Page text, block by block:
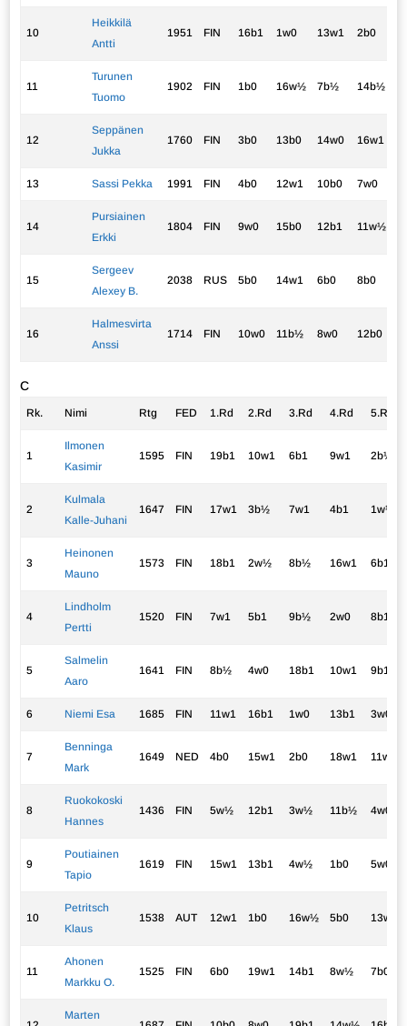
10
Heikkilä
Antti
1951 FIN 16b1 1w0 13w1 2b0
11
Turunen
Tuomo
1902 FIN 1b0 16w½ 7b½ 14b½
12
Seppänen
Jukka
1760 FIN 3b0 13b0 14w0 16w1
13 Sassi Pekka 1991 FIN 4b0 12w1 10b0 7w0
14
Pursiainen
Erkki
1804 FIN 9w0 15b0 12b1 11w½
15
Sergeev
Alexey B.
2038 RUS 5b0 14w1 6b0 8b0
16
Halmesvirta
Anssi
1714 FIN 10w0 11b½ 8w0 12b0
C
Rk. Nimi Rtg FED 1.Rd 2.Rd 3.Rd 4.Rd 5.Rd
1
Ilmonen
Kasimir
1595 FIN 19b1 10w1 6b1 9w1 2b½
2
Kulmala
Kalle-Juhani
1647 FIN 17w1 3b½ 7w1 4b1 1w½
3
Heinonen
Mauno
1573 FIN 18b1 2w½ 8b½ 16w1 6b1
4
Lindholm
Pertti
1520 FIN 7w1 5b1 9b½ 2w0 8b1
5
Salmelin
Aaro
1641 FIN 8b½ 4w0 18b1 10w1 9b1
6 Niemi Esa 1685 FIN 11w1 16b1 1w0 13b1 3w0
7
Benninga
Mark
1649 NED 4b0 15w1 2b0 18w1 11w1
8
Ruokokoski
Hannes
1436 FIN 5w½ 12b1 3w½ 11b½ 4w0
9
Poutiainen
Tapio
1619 FIN 15w1 13b1 4w½ 1b0 5w0
10
Petritsch
Klaus
1538 AUT 12w1 1b0 16w½ 5b0 13w1
11
Ahonen
Markku O.
1525 FIN 6b0 19w1 14b1 8w½ 7b0
Marten